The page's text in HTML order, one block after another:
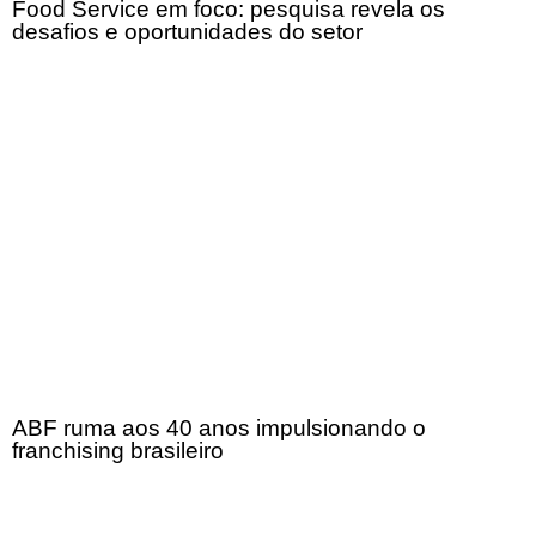
Food Service em foco: pesquisa revela os
desafios e oportunidades do setor
ABF ruma aos 40 anos impulsionando o
franchising brasileiro